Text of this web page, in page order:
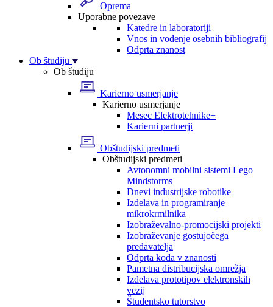
Oprema
Uporabne povezave
Katedre in laboratoriji
Vnos in vodenje osebnih bibliografij
Odprta znanost
Ob študiju
Ob študiju
Karierno usmerjanje
Karierno usmerjanje
Mesec Elektrotehnike+
Karierni partnerji
Obštudijski predmeti
Obštudijski predmeti
Avtonomni mobilni sistemi Lego
Mindstorms
Dnevi industrijske robotike
Izdelava in programiranje
mikrokrmilnika
Izobraževalno-promocijski projekti
Izobraževanje gostujočega
predavatelja
Odprta koda v znanosti
Pametna distribucijska omrežja
Izdelava prototipov elektronskih
vezij
Študentsko tutorstvo